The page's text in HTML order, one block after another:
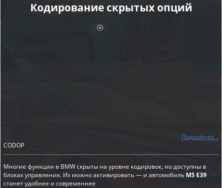
Кодирование скрытых опций
Подробнее...
CODOP
Многие функции в BMW скрыты на уровне кодировок, но доступны в
блоках управления. Их можно активировать — и автомобиль M5 E39
станет удобнее и современнее